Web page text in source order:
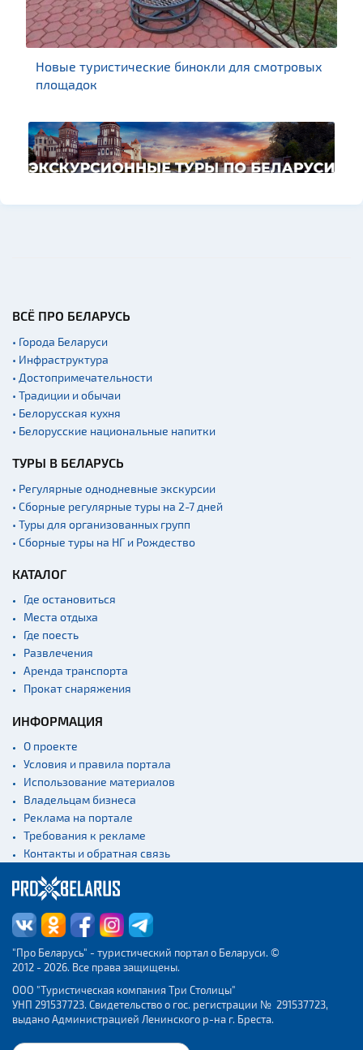
Новые туристические бинокли для смотровых
площадок
ВСЁ ПРО БЕЛАРУСЬ
• Города Беларуси
• Инфраструктура
• Достопримечательности
• Традиции и обычаи
• Белорусская кухня
• Белорусские национальные напитки
ТУРЫ В БЕЛАРУСЬ
• Регулярные однодневные экскурсии
• Сборные регулярные туры на 2-7 дней
• Туры для организованных групп
• Сборные туры на НГ и Рождество
КАТАЛОГ
Где остановиться
Места отдыха
Где поесть
Развлечения
Аренда транспорта
Прокат снаряжения
ИНФОРМАЦИЯ
О проекте
Условия и правила портала
Использование материалов
Владельцам бизнеса
Реклама на портале
Требования к рекламе
Контакты и обратная связь
"Про Беларусь" - туристический портал о Беларуси. ©
2012 - 2026. Все права защищены.
ООО "Туристическая компания Три Столицы"
УНП 291537723. Свидетельство о гос. регистрации № 291537723,
выдано Администрацией Ленинского р-на г. Бреста.